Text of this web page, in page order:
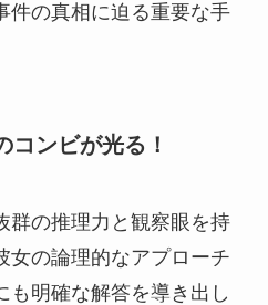
件の真相に迫る重要な手
コンビが光る！
群の推理力と観察眼を持
女の論理的なアプローチ
も明確な解答を導き出し